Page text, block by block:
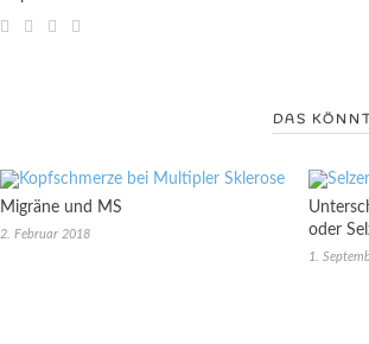
DAS
Migräne und MS
2. Februar 2018
oder
1.